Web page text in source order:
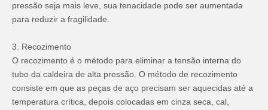
pressão seja mais leve, sua tenacidade pode ser aumentada
para reduzir a fragilidade.
3. Recozimento
O recozimento é o método para eliminar a tensão interna do
tubo da caldeira de alta pressão. O método de recozimento
consiste em que as peças de aço precisam ser aquecidas até a
temperatura crítica, depois colocadas em cinza seca, cal,